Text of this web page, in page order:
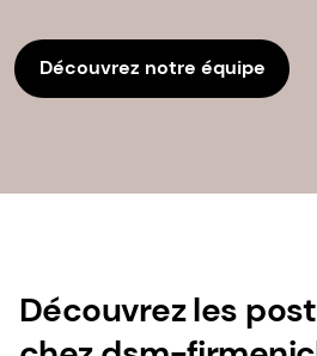
Découvrez notre équipe
Découvrez les